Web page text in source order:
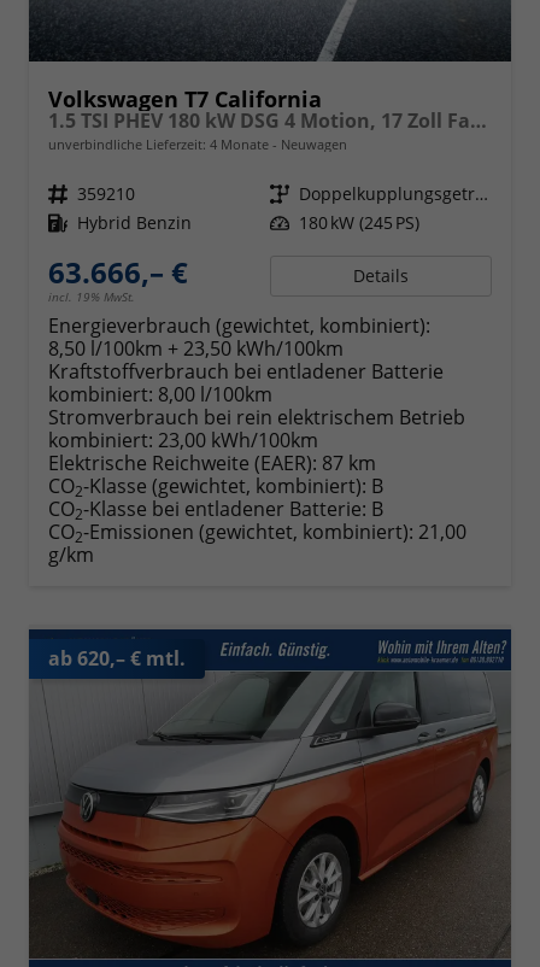
Volkswagen T7 California
1.5 TSI PHEV 180 kW DSG 4 Motion, 17 Zoll Fahrwerk, Sitze 4, Leichtmetallfelgen Zoll, Markise mit Schiene und Gehäuse links, Klima, 5 Jahre Werksgarantie,
unverbindliche Lieferzeit: 4 Monate Neuwagen
Fahrzeugnr. 359210 Getriebe
Doppelkupplungsgetriebe (DSG)
Kraftstoff Hybrid Benzin Leistung 180 kW (245 PS)
63.666,– €
incl. 19% MwSt.
Details
Energieverbrauch (gewichtet, kombiniert):
8,50 l/100km + 23,50 kWh/100km
Kraftstoffverbrauch bei entladener Batterie
kombiniert: 8,00 l/100km
Stromverbrauch bei rein elektrischem Betrieb
kombiniert: 23,00 kWh/100km
Elektrische Reichweite (EAER): 87 km
CO2-Klasse (gewichtet, kombiniert): B
CO2-Klasse bei entladener Batterie: B
CO2-Emissionen (gewichtet, kombiniert): 21,00
g/km
ab 620,– € mtl.